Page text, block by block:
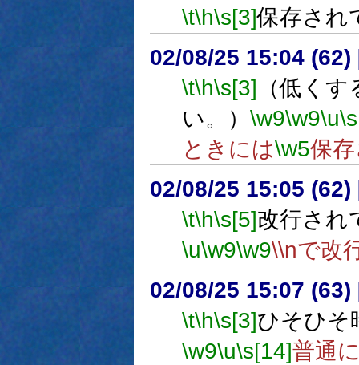
\t\h\s[3]保存され
02/08/25 15:04 (62)
\t\h\s[3] （低くす
い。） \w9\w9\u
ときには\w5保
02/08/25 15:05 (62)
\t\h\s[5]改行され
\u\w9\w9\\nで改
02/08/25 15:07 (63)
\t\h\s[3]ひそひそ
\w9\u\s[14]普通